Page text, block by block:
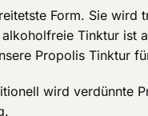
Form. Sie wird
Tinktur ist
Propolis Tinktur
wird verdünnte